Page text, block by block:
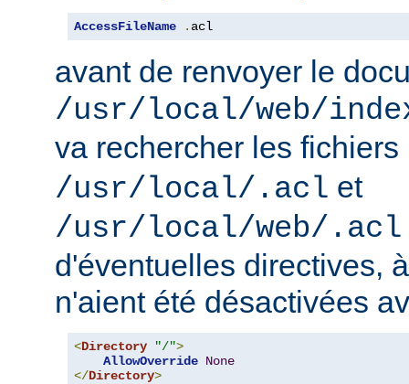
AccessFileName . acl
avant de renvoyer le
/usr/local/web/
va rechercher les fichiers
/usr/local/.acl et
/usr/local/web/.acl
d'éventuelles directives,
n'aient été désactivées
<Directory "/">
AllowOverride None
</Directory>